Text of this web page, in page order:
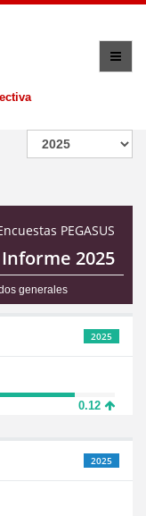
PEGASUS
Informe 2025
generales
2025
0.12
2025